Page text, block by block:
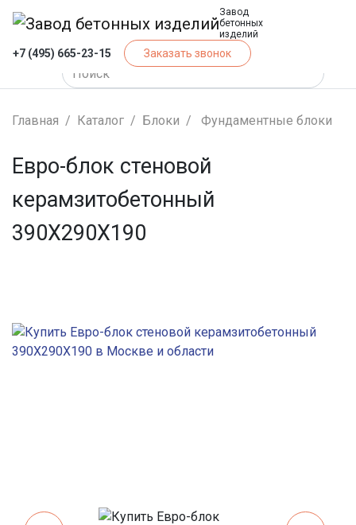
Завод
бетонных
изделий
+7 (495) 665-23-15 Заказать звонок
Главная Каталог Блоки Фундаментные блоки
Евро-блок стеновой
керамзитобетонный
390Х290Х190